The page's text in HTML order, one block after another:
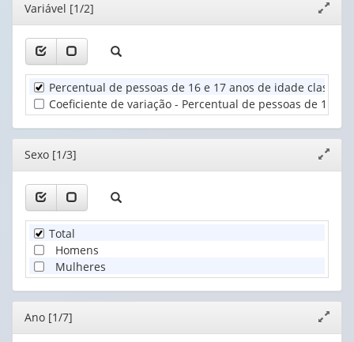
Ano
valor):
(1)
(possui
apenas
1
valor):
Unidade
Territorial
Editor
janela
Variável [1/2]
Percentual de pessoas de 16 e 17 anos de idade
Coeficiente de variação - Percentual de pessoas de 16
Editor
janela
Sexo [1/3]
Total
Homens
Mulheres
Editor
janela
Ano [1/7]